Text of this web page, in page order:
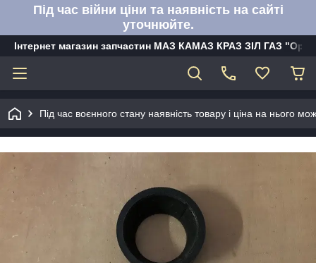
Під час війни ціни та наявність на сайті
уточнюйте.
Інтернет магазин запчастин МАЗ КАМАЗ КРАЗ ЗІЛ ГАЗ
Під час воєнного стану наявність товару і ціна на нього